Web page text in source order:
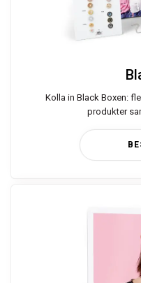
Kolla in Black Boxen:
produkter